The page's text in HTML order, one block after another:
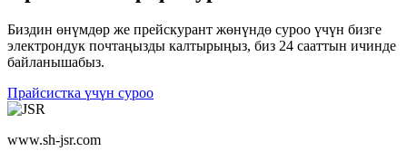
Биздин өнүмдөр же прейскурант жөнүндө суроо үчүн бизге
электрондук почтаңызды калтырыңыз, биз 24 сааттын ичинде
байланышабыз.
Прайсистка үчүн суроо
www.sh-jsr.com